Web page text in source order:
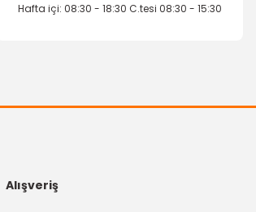
Hafta içi: 08:30 - 18:30 C.tesi 08:30 - 15:30
Alışveriş